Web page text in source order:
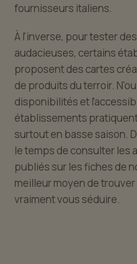
fournisseurs italiens.
À l'inverse, pour tester
audacieuses, certains
proposent des cartes
de produits du terroir.
disponibilités et
établissements
surtout en basse saison.
le temps de consulter les
publiés sur les fiches de
meilleur moyen de
vraiment vous séduire.